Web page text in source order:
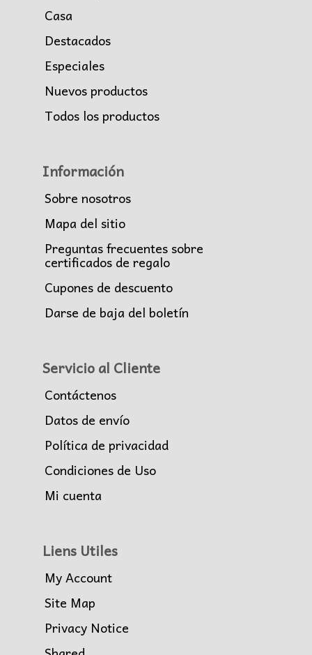
Casa
Destacados
Especiales
Nuevos productos
Todos los productos
Información
Sobre nosotros
Mapa del sitio
Preguntas frecuentes sobre
certificados de regalo
Cupones de descuento
Darse de baja del boletín
Servicio al Cliente
Contáctenos
Datos de envío
Política de privacidad
Condiciones de Uso
Mi cuenta
Liens Utiles
My Account
Site Map
Privacy Notice